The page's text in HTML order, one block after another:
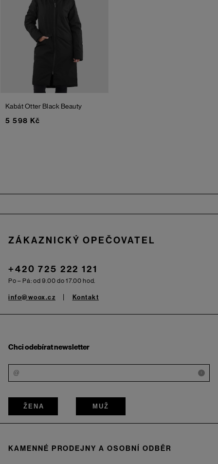
Kabát Otter Black Beauty
5 598 Kč
ZÁKAZNICKÝ OPEČOVATEL
+420 725 222 121
Po – Pá: od 9.00 do 17.00 hod.
info@woox.cz Kontakt
Chci odebírat newsletter
i
ŽENA MUŽ
KAMENNÉ PRODEJNY A OSOBNÍ ODBĚR